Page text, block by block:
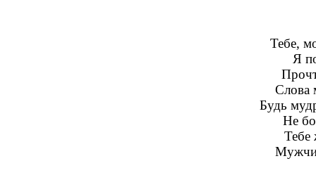
Тебе,
Я
Слова
Будь
Не
Тебе